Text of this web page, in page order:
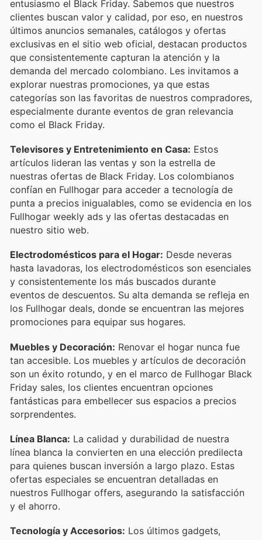
entusiasmo el Black Friday. Sabemos que nuestros
clientes buscan valor y calidad, por eso, en nuestros
últimos anuncios semanales, catálogos y ofertas
exclusivas en el sitio web oficial, destacan productos
que consistentemente capturan la atención y la
demanda del mercado colombiano. Les invitamos a
explorar nuestras promociones, ya que estas
categorías son las favoritas de nuestros compradores,
especialmente durante eventos de gran relevancia
como el Black Friday.
Televisores y Entretenimiento en Casa: Estos
artículos lideran las ventas y son la estrella de
nuestras ofertas de Black Friday. Los colombianos
confían en Fullhogar para acceder a tecnología de
punta a precios inigualables, como se evidencia en los
Fullhogar weekly ads y las ofertas destacadas en
nuestro sitio web.
Electrodomésticos para el Hogar: Desde neveras
hasta lavadoras, los electrodomésticos son esenciales
y consistentemente los más buscados durante
eventos de descuentos. Su alta demanda se refleja en
los Fullhogar deals, donde se encuentran las mejores
promociones para equipar sus hogares.
Muebles y Decoración: Renovar el hogar nunca fue
tan accesible. Los muebles y artículos de decoración
son un éxito rotundo, y en el marco de Fullhogar Black
Friday sales, los clientes encuentran opciones
fantásticas para embellecer sus espacios a precios
sorprendentes.
Línea Blanca: La calidad y durabilidad de nuestra
línea blanca la convierten en una elección predilecta
para quienes buscan inversión a largo plazo. Estas
ofertas especiales se encuentran detalladas en
nuestros Fullhogar offers, asegurando la satisfacción
y el ahorro.
Tecnología y Accesorios: Los últimos gadgets,